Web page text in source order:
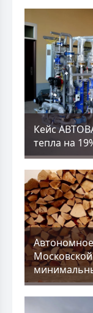
Кейс
тепла на
Московской